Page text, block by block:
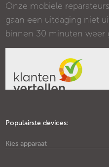
Onze mobiele
gaan een uitdaging niet
binnen 30 minuten weer
Populairste devices:
Kies apparaat